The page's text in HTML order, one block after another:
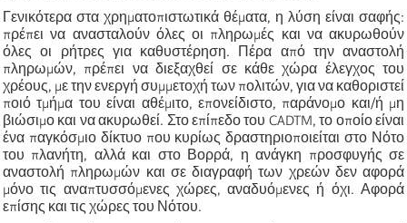
Γενικότερα στα χρηματοπιστωτικά θέματα, η λύση είναι σαφής:
πρέπει να ανασταλούν όλες οι πληρωμές και να ακυρωθούν
όλες οι ρήτρες για καθυστέρηση. Πέρα από την αναστολή
πληρωμών, πρέπει να διεξαχθεί σε κάθε χώρα έλεγχος του
χρέους, με την ενεργή συμμετοχή των πολιτών, για να καθοριστεί
ποιό τμήμα του είναι αθέμιτο, επονείδιστο, παράνομο και/ή μη
βιώσιμο και να ακυρωθεί. Στο επίπεδο του CADTM, το οποίο είναι
ένα παγκόσμιο δίκτυο που κυρίως δραστηριοποιείται στο Νότο
του πλανήτη, αλλά και στο Βορρά, η ανάγκη προσφυγής σε
αναστολή πληρωμών και σε διαγραφή των χρεών δεν αφορά
μόνο τις αναπτυσσόμενες χώρες, αναδυόμενες ή όχι. Αφορά
επίσης και τις χώρες του Νότου.